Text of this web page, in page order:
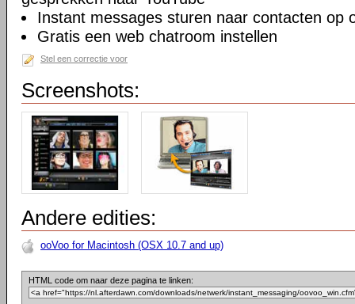
Instant messages sturen naar contacten op
Gratis een web chatroom instellen
Stel een correctie voor
Screenshots:
Andere edities:
ooVoo for Macintosh (OSX 10.7 and up)
HTML code om naar deze pagina te linken: